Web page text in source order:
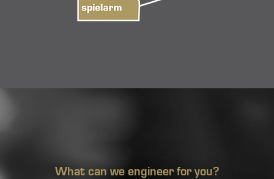
What can we engineer for you?